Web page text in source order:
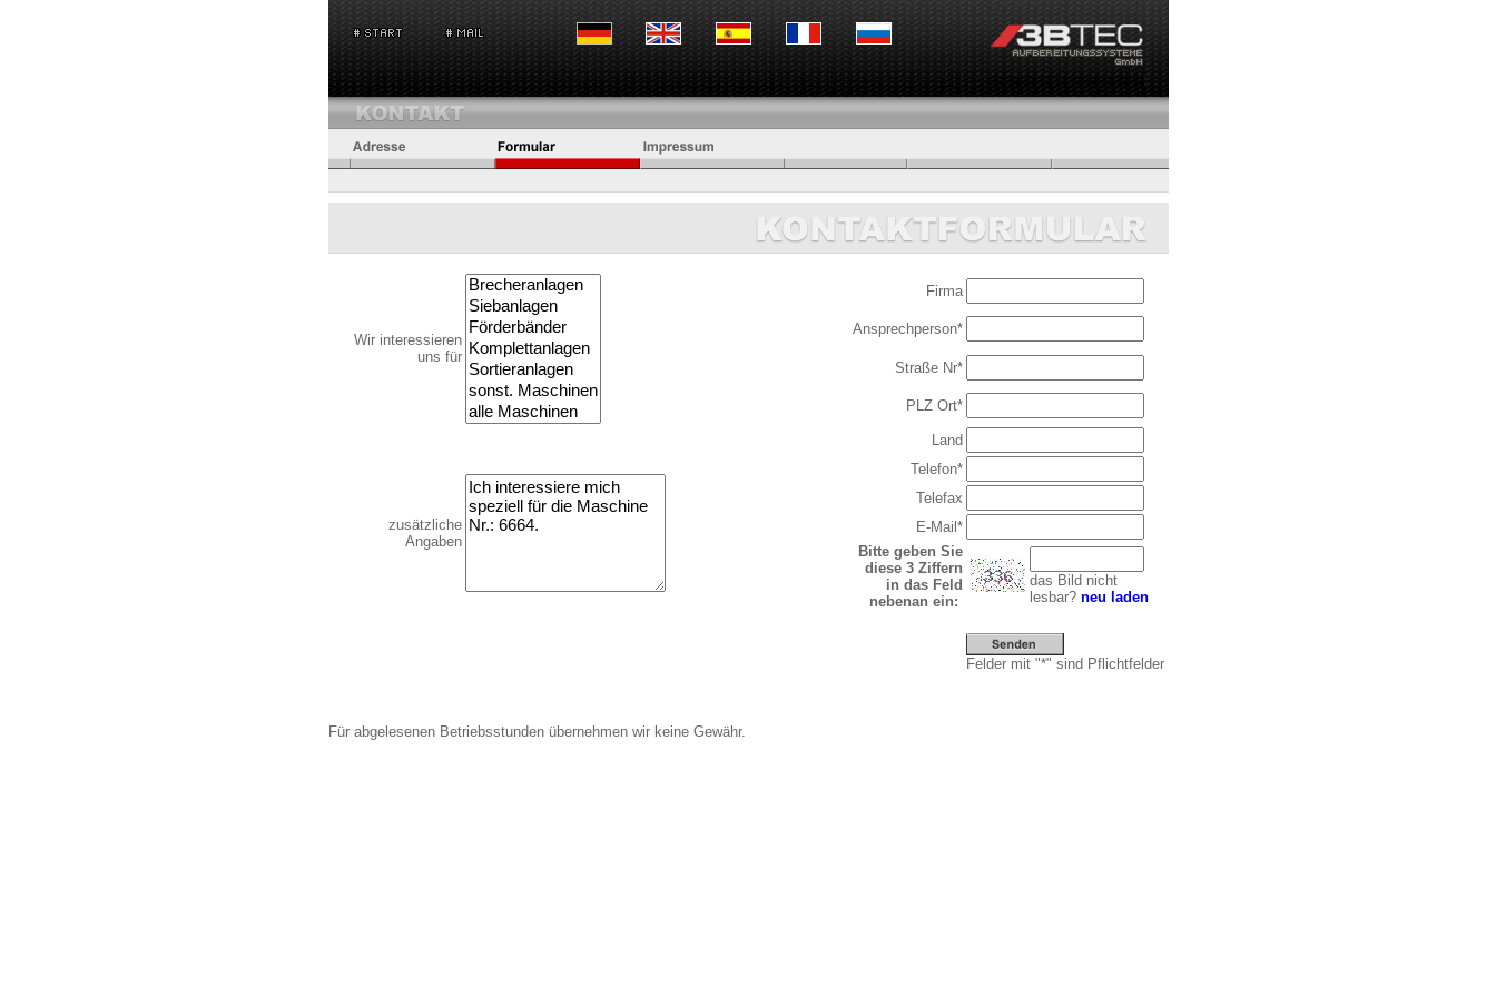
Wir interessieren
uns für
Firma
Ansprechperson*
Straße Nr*
PLZ Ort*
Land
zusätzliche
Angaben
Telefon*
Telefax
E-Mail*
Bitte geben Sie
diese 3 Ziffern
in das Feld
nebenan ein:
das Bild nicht
lesbar? neu laden
Felder mit "*" sind Pflichtfelder
Für abgelesenen Betriebsstunden übernehmen wir keine Gewähr.